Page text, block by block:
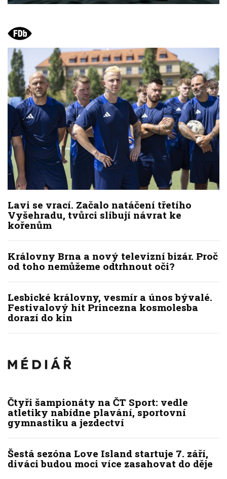
Lavi se vrací. Začalo natáčení třetího
Vyšehradu, tvůrci slibují návrat ke
kořenům
Královny Brna a nový televizní bizár. Proč
od toho nemůžeme odtrhnout oči?
Lesbické královny, vesmír a únos bývalé.
Festivalový hit Princezna kosmolesba
dorazí do kin
Čtyři šampionáty na ČT Sport: vedle
atletiky nabídne plavání, sportovní
gymnastiku a jezdectví
Šestá sezóna Love Island startuje 7. září,
diváci budou moci více zasahovat do děje